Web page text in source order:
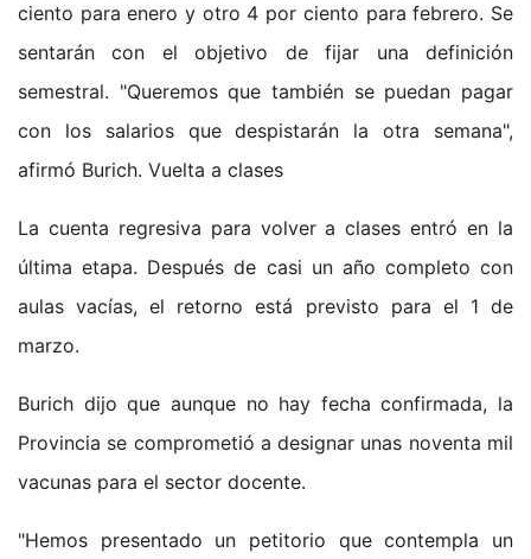
ciento para enero y otro 4 por ciento para febrero. Se
sentarán con el objetivo de fijar una definición
semestral. "Queremos que también se puedan pagar
con los salarios que despistarán la otra semana",
afirmó Burich. Vuelta a clases
La cuenta regresiva para volver a clases entró en la
última etapa. Después de casi un año completo con
aulas vacías, el retorno está previsto para el 1 de
marzo.
Burich dijo que aunque no hay fecha confirmada, la
Provincia se comprometió a designar unas noventa mil
vacunas para el sector docente.
"Hemos presentado un petitorio que contempla un